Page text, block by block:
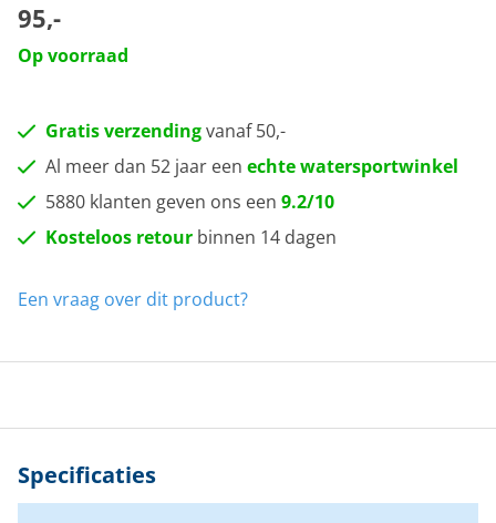
95,-
Op voorraad
Gratis verzendingvanaf 50,-
Al meer dan 52 jaar een echte watersportwinkel
5880 klanten geven ons een 9.2/10
Kosteloos retour binnen 14 dagen
Een vraag over dit product?
Specificaties